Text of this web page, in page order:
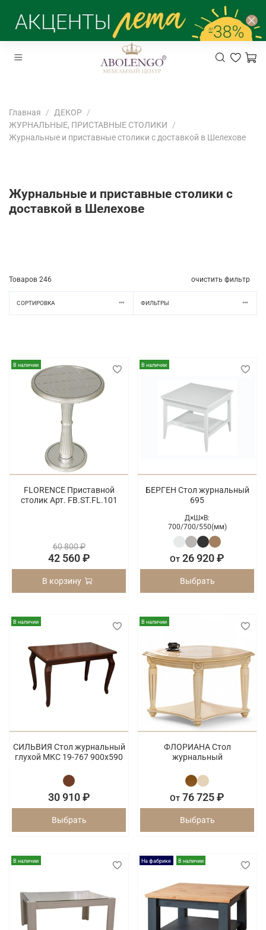
Главная
ДЕКОР
ЖУРНАЛЬНЫЕ, ПРИСТАВНЫЕ СТОЛИКИ
Журнальные и приставные столики с доставкой в Шелехове
Журнальные и приставные столики с
доставкой в Шелехове
Товаров 246 очистить фильтр
СОРТИРОВКА ФИЛЬТРЫ
В наличии
FLORENCE Приставной
столик Арт. FB.ST.FL.101
60 800 ₽
42 560 ₽
В корзину
В наличии
БЕРГЕН Стол журнальный
695
Д×Ш×В:
700/700/550(мм)
От 26 920 ₽
Выбрать
В наличии
СИЛЬВИЯ Стол журнальный
глухой МКС 19-767 900х590
30 910 ₽
Выбрать
В наличии
ФЛОРИАНА Стол
журнальный
От 76 725 ₽
Выбрать
В наличии На фабрике В наличии